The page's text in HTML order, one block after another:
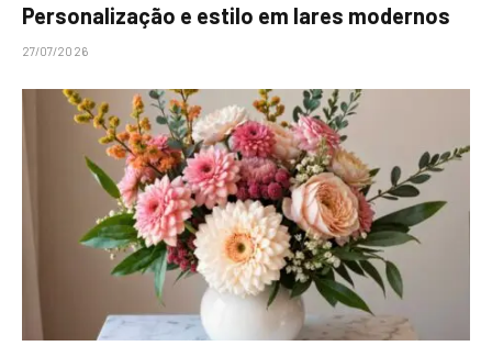
Personalização e estilo em lares modernos
27/07/2026